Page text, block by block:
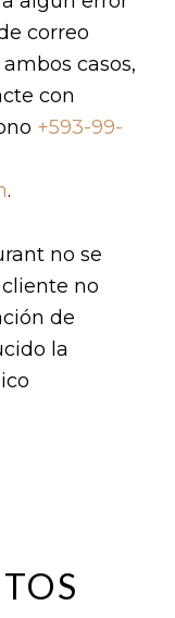
correo
casos,
con
+593-99-
.
no se
no
de
la